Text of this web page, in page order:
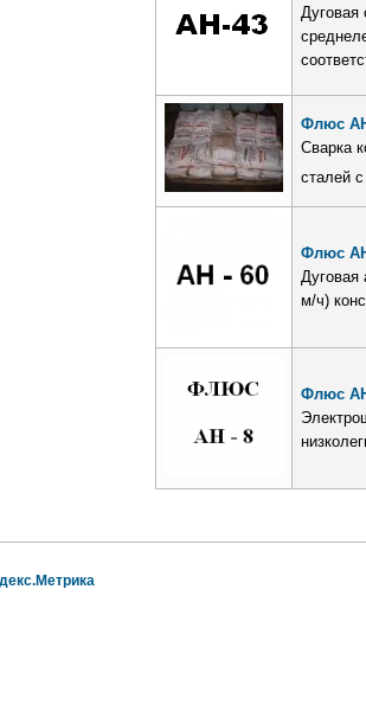
Дуговая
Флюс
Сварка
сталей
Флюс
Дуговая
м/ч)
Флюс